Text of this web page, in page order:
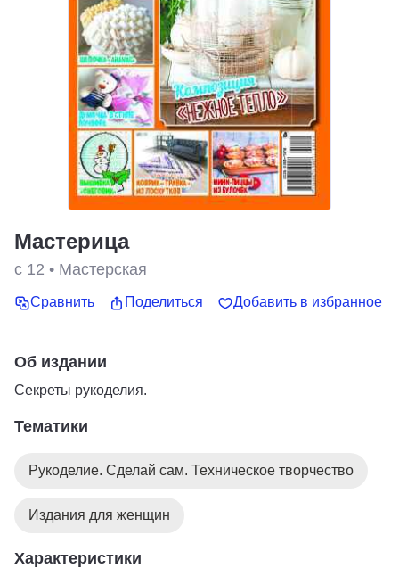
Мастерица
с 12 • Мастерская
Сравнить Поделиться Добавить в избранное
Об издании
Секреты рукоделия.
Тематики
Рукоделие. Сделай сам. Техническое творчество
Издания для женщин
Характеристики